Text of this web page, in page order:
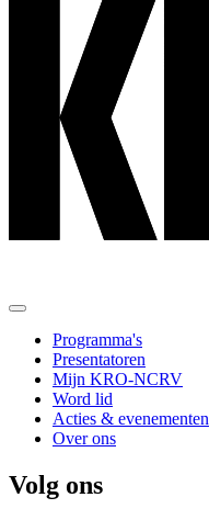
Programma's
Presentatoren
Mijn KRO-NCRV
Word lid
Acties & evenementen
Over ons
Volg ons